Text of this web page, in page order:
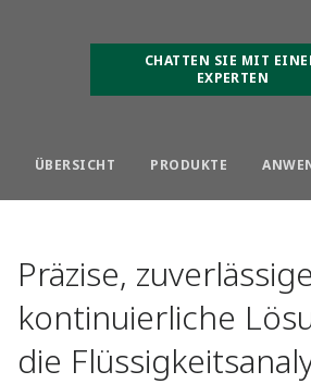
CHATTEN SIE MIT
EXPERTEN
ÜBERSICHT​ PRODUKTE
Präzise,
kontinuierliche
die